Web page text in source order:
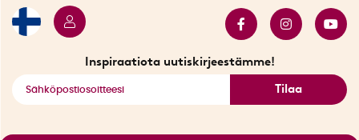
Inspiraatiota uutiskirjeestämme!
Tilaa